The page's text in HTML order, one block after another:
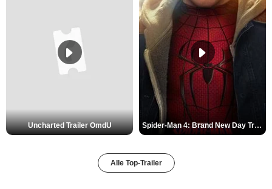
Uncharted Trailer OmdU Spider-Man 4: Brand New Day Trailer (3) DF
Alle Top-Trailer